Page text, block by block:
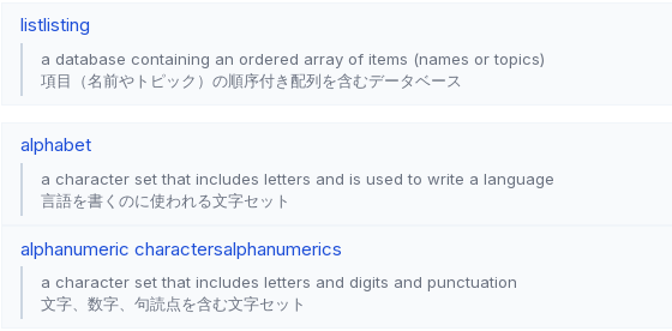
listlisting
a database containing an ordered array of items (names or topics)
項目（名前やトピック）の順序付き配列を含むデータベース
alphabet
a character set that includes letters and is used to write a language
言語を書くのに使われる文字セット
alphanumeric charactersalphanumerics
a character set that includes letters and digits and punctuation
文字、数字、句読点を含む文字セット